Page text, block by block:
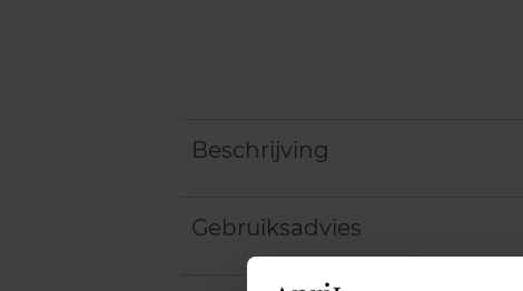
Beschrijving
Gebruiksadvies